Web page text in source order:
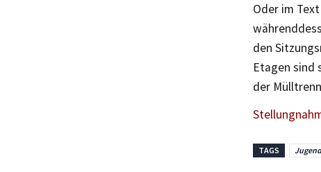
Oder im
den
Etagen sind
der
TAGS